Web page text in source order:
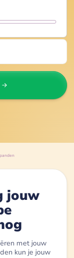
jouw
met jouw
kun je jouw